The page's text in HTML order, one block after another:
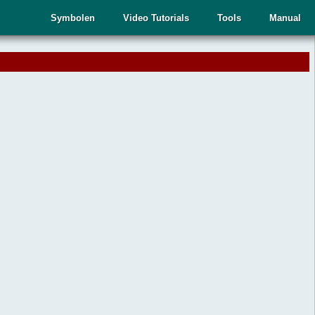
Manual
Tools
Video Tutorials
Symbolen